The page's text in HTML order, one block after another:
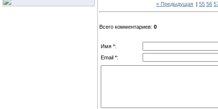
« Предыдущая | 55 56
Всего комментариев: 0
Имя *:
Email *: